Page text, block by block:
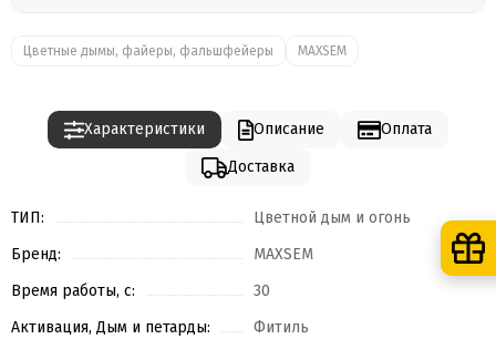
Цветные дымы, файеры, фальшфейеры MAXSEM
Характеристики Описание
Оплата
Доставка
ТИП:
Цветной дым и огонь
Бренд:
MAXSEM
Время работы, с:
30
Активация, Дым и петарды:
Фитиль